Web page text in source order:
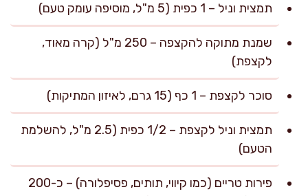
תמצית וניל – 1 כפית (5 מ"ל, מוסיפה עומק טעם)
שמנת מתוקה להקצפה – 250 מ"ל (קרה מאוד,
לקצפת)
סוכר לקצפת – 1 כף (15 גרם, לאיזון המתיקות)
תמצית וניל לקצפת – 1/2 כפית (2.5 מ"ל, להשלמת
הטעם)
פירות טריים (כמו קיווי, תותים, פסיפלורה) – כ-200